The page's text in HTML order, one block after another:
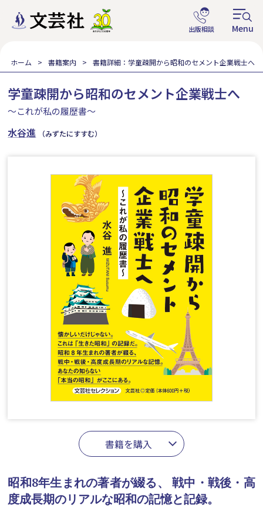
ホーム 書籍案内 書籍詳細：学童疎開から昭和のセメント企業戦士へ
学童疎開から昭和のセメント企業戦士へ
～これが私の履歴書～
水谷進 （みずたにすすむ）
書籍を購入
昭和8年生まれの著者が綴る、
戦中・戦後・高
度成長期のリアルな昭和の記憶と記録。